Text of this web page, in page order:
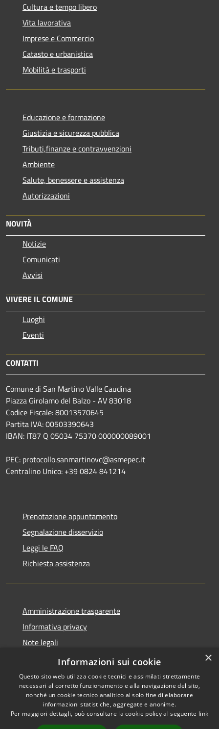
Cultura e tempo libero
Vita lavorativa
Imprese e Commercio
Catasto e urbanistica
Mobilità e trasporti
Educazione e formazione
Giustizia e sicurezza pubblica
Tributi,finanze e contravvenzioni
Ambiente
Salute, benessere e assistenza
Autorizzazioni
NOVITÀ
Notizie
Comunicati
Avvisi
VIVERE IL COMUNE
Luoghi
Eventi
CONTATTI
Comune di San Martino Valle Caudina
Piazza Girolamo del Balzo - AV 83018
Codice Fiscale: 80013570645
Partita IVA: 00503390643
IBAN: IT87 Q 05034 75370 000000089001
PEC: protocollo.sanmartinovc@asmepec.it
Centralino Unico: +39 0824 841214
Prenotazione appuntamento
Segnalazione disservizio
Leggi le FAQ
Richiesta assistenza
Amministrazione trasparente
Informativa privacy
Note legali
Dichiarazione di accessibilità
Accessibilità
Copyright © 2026 • Comune di
San Martino Valle Caudina •
×
Informazioni sui cookie
Questo sito web utilizza cookie tecnici e assimilati strettamente
necessari al corretto funzionamento e alla navigazione del sito,
nonché un cookie tecnico analitico al solo fine di elaborare
informazioni statistiche, aggregate e anonime.
Per maggiori dettagli, può consultare la cookie policy al seguente link